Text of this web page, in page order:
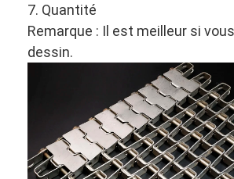
7. Quantité
Remarque : Il est meilleur si
dessin.